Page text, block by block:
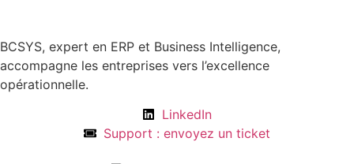
BCSYS, expert en ERP et Business Intelligence,
accompagne les entreprises vers l’excellence
opérationnelle.
LinkedIn
Support : envoyez un ticket